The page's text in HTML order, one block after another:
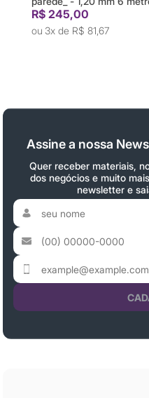
R$ 245,00
3x de R$ 81,67
Assine a nossa
Quer receber materiais,
dos negócios e muito
newsletter e